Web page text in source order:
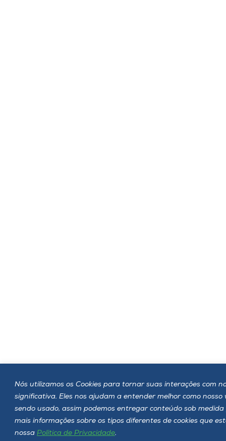
Nós utilizamos os Cookies para tornar suas interações com
significativa. Eles nos ajudam a entender melhor como nosso
sendo usado, assim podemos entregar conteúdo sob
mais informações sobre os tipos diferentes de cookies que
nossa Política de Privacidade.